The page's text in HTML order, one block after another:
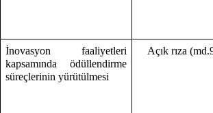
İnovasyon faaliyetleri
kapsamında ödüllendirme
süreçlerinin yürütülmesi
Açık rıza